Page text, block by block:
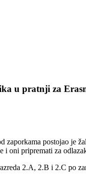
u pratnji za
zaporkama postojao
i oni pripremati za
2.A, 2.B i 2.C po